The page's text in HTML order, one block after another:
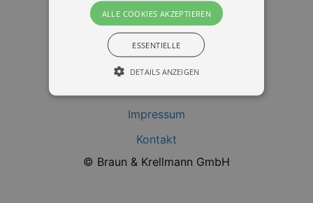
Impressum
Kontakt
© Braun & Krellmann GmbH
ALLE COOKIES AKZEPTIEREN
ESSENTIELLE
DETAILS ANZEIGEN
grundlegenden Funktionen unserer Webseite